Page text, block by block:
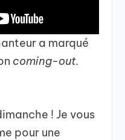
a marqué
coming-out.
! Je vous
pour une